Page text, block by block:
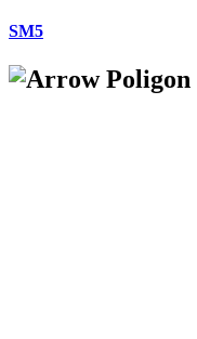
SM5